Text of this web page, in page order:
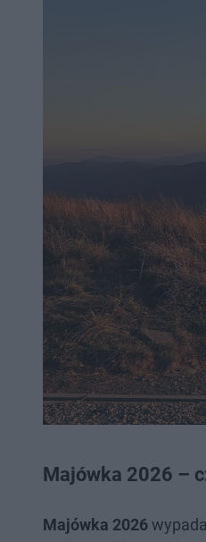
Majówka 2026 –
Majówka 2026